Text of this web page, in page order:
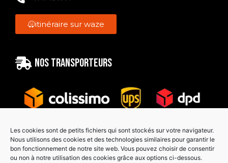
Les cookies sont de petits fichiers qui sont stockés sur votre navigateur.
Nous utilisons des cookies et des technologies similaires pour garantir le
bon fonctionnement de notre site web. Vous pouvez choisir de consentir
ou non à notre utilisation des cookies grâce aux options ci-dessous.
itinéraire sur waze
Nos transporteurs
Paiement sécurisé